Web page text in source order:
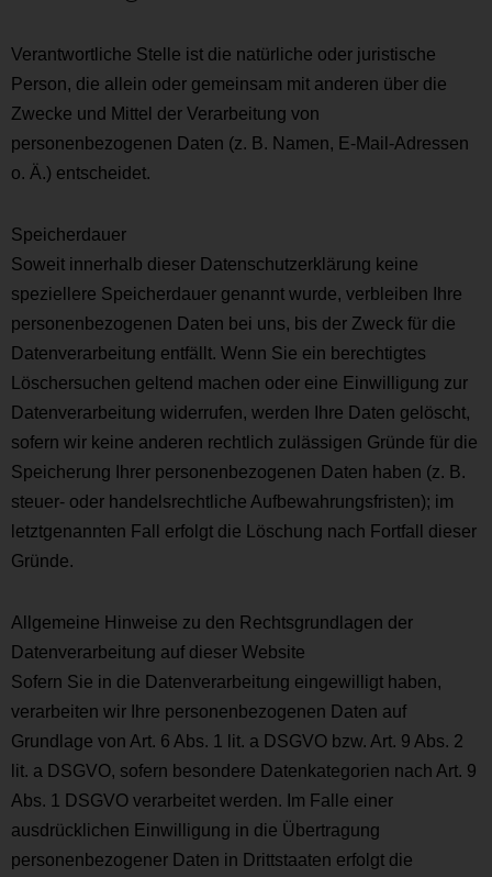
Verantwortliche Stelle ist die natürliche oder juristische
Person, die allein oder gemeinsam mit anderen über die
Zwecke und Mittel der Verarbeitung von
personenbezogenen Daten (z. B. Namen, E-Mail-Adressen
o. Ä.) entscheidet.
Speicherdauer
Soweit innerhalb dieser Datenschutzerklärung keine
speziellere Speicherdauer genannt wurde, verbleiben Ihre
personenbezogenen Daten bei uns, bis der Zweck für die
Datenverarbeitung entfällt. Wenn Sie ein berechtigtes
Löschersuchen geltend machen oder eine Einwilligung zur
Datenverarbeitung widerrufen, werden Ihre Daten gelöscht,
sofern wir keine anderen rechtlich zulässigen Gründe für die
Speicherung Ihrer personenbezogenen Daten haben (z. B.
steuer- oder handelsrechtliche Aufbewahrungsfristen); im
letztgenannten Fall erfolgt die Löschung nach Fortfall dieser
Gründe.
Allgemeine Hinweise zu den Rechtsgrundlagen der
Datenverarbeitung auf dieser Website
Sofern Sie in die Datenverarbeitung eingewilligt haben,
verarbeiten wir Ihre personenbezogenen Daten auf
Grundlage von Art. 6 Abs. 1 lit. a DSGVO bzw. Art. 9 Abs. 2
lit. a DSGVO, sofern besondere Datenkategorien nach Art. 9
Abs. 1 DSGVO verarbeitet werden. Im Falle einer
ausdrücklichen Einwilligung in die Übertragung
personenbezogener Daten in Drittstaaten erfolgt die